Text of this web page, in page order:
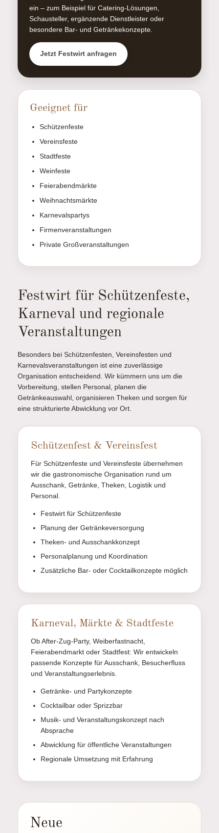
ein – zum Beispiel für Catering-Lösungen,
Schausteller, ergänzende Dienstleister oder
besondere Bar- und Getränkekonzepte.
Jetzt Festwirt anfragen
Geeignet für
Schützenfeste
Vereinsfeste
Stadtfeste
Weinfeste
Feierabendmärkte
Weihnachtsmärkte
Karnevalspartys
Firmenveranstaltungen
Private Großveranstaltungen
Festwirt für Schützenfeste,
Karneval und regionale
Veranstaltungen
Besonders bei Schützenfesten, Vereinsfesten und
Karnevalsveranstaltungen ist eine zuverlässige
Organisation entscheidend. Wir kümmern uns um die
Vorbereitung, stellen Personal, planen die
Getränkeauswahl, organisieren Theken und sorgen für
eine strukturierte Abwicklung vor Ort.
Schützenfest & Vereinsfest
Für Schützenfeste und Vereinsfeste übernehmen
wir die gastronomische Organisation rund um
Ausschank, Getränke, Theken, Logistik und
Personal.
Festwirt für Schützenfeste
Planung der Getränkeversorgung
Theken- und Ausschankkonzept
Personalplanung und Koordination
Zusätzliche Bar- oder Cocktailkonzepte möglich
Karneval, Märkte & Stadtfeste
Ob After-Zug-Party, Weiberfastnacht,
Feierabendmarkt oder Stadtfest: Wir entwickeln
passende Konzepte für Ausschank, Besucherfluss
und Veranstaltungserlebnis.
Getränke- und Partykonzepte
Cocktailbar oder Sprizzbar
Musik- und Veranstaltungskonzept nach
Absprache
Abwicklung für öffentliche Veranstaltungen
Regionale Umsetzung mit Erfahrung
Neue